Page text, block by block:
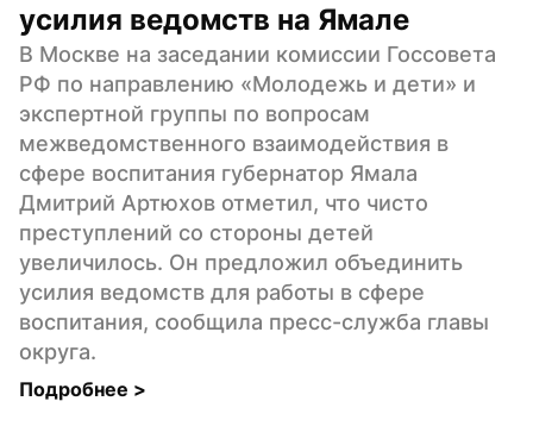
усилия ведомств на Ямале
В Москве на заседании комиссии Госсовета
РФ по направлению «Молодежь и дети» и
экспертной группы по вопросам
межведомственного взаимодействия в
сфере воспитания губернатор Ямала
Дмитрий Артюхов отметил, что чисто
преступлений со стороны детей
увеличилось. Он предложил объединить
усилия ведомств для работы в сфере
воспитания, сообщила пресс-служба главы
округа.
Подробнее >